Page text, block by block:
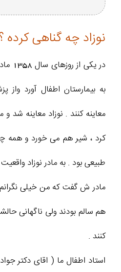
نوزاد چه گناهی کرده
در
به بیمارستان اطفال آورد
معاینه کنند . نوزاد معاینه
کرد ، شیر هم می خورد و همه
طبیعی بود . به مادر نوزاد
مادر ش گفت که من خیلی
هم سالم بودند ولی ناگهانی
کنند .
استاد اطفال ما ( اقای دکتر